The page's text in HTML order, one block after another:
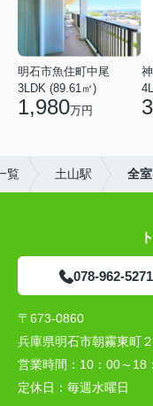
明石市魚住町中尾
3LDK (89.61㎡)
1,980万円
覧 土山駅 全
078-962-5271
〒673-0860
兵庫県明石市朝霧東町
営業時間： 10：00～18
定休日： 毎週水曜日